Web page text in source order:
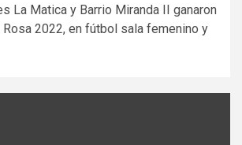
La Matica y Barrio Miranda II ganaron
Rosa 2022, en fútbol sala femenino y